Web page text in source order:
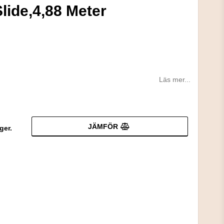
Meter
Läs mer...
JÄMFÖR